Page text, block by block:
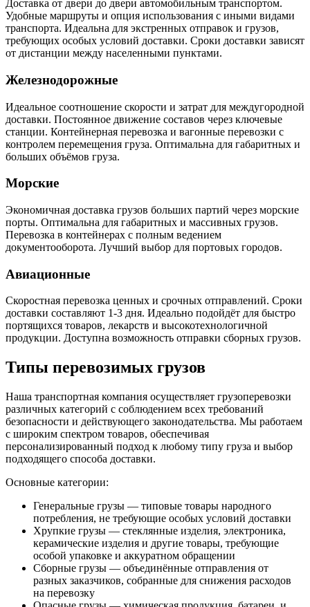
Доставка от двери до двери автомобильным транспортом.
Удобные маршруты и опция использования с иными видами
транспорта. Идеальна для экстренных отправок и грузов,
требующих особых условий доставки. Сроки доставки зависят
от дистанции между населенными пунктами.
Железнодорожные
Идеальное соотношение скорости и затрат для междугородной
доставки. Постоянное движение составов через ключевые
станции. Контейнерная перевозка и вагонные перевозки с
контролем перемещения груза. Оптимальна для габаритных и
больших объёмов груза.
Морские
Экономичная доставка грузов больших партий через морские
порты. Оптимальна для габаритных и массивных грузов.
Перевозка в контейнерах с полным ведением
документооборота. Лучший выбор для портовых городов.
Авиационные
Скоростная перевозка ценных и срочных отправлений. Сроки
доставки составляют 1-3 дня. Идеально подойдёт для быстро
портящихся товаров, лекарств и высокотехнологичной
продукции. Доступна возможность отправки сборных грузов.
Типы перевозимых грузов
Наша транспортная компания осуществляет грузоперевозки
различных категорий с соблюдением всех требований
безопасности и действующего законодательства. Мы работаем
с широким спектром товаров, обеспечивая
персонализированный подход к любому типу груза и выбор
подходящего способа доставки.
Основные категории:
Генеральные грузы — типовые товары народного
потребления, не требующие особых условий доставки
Хрупкие грузы — стеклянные изделия, электроника,
керамические изделия и другие товары, требующие
особой упаковке и аккуратном обращении
Сборные грузы — объединённые отправления от
разных заказчиков, собранные для снижения расходов
на перевозку